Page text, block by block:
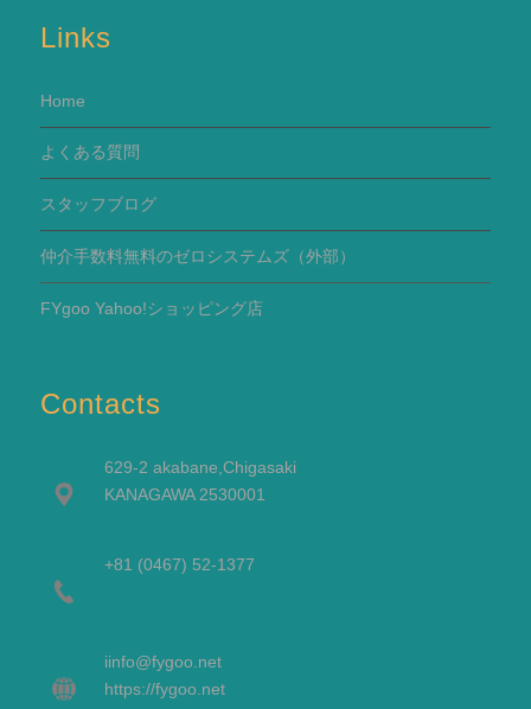
Links
Home
よくある質問
スタッフブログ
仲介手数料無料のゼロシステムズ（外部）
FYgoo Yahoo!ショッピング店
Contacts
629-2 akabane,Chigasaki
KANAGAWA 2530001
+81 (0467) 52-1377
iinfo@fygoo.net
https://fygoo.net